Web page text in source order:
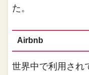
た。
Airbnb
世界中で利用され